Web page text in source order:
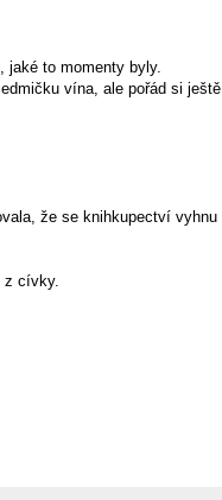
jaké to momenty byly.
vína, ale pořád si ještě
že se knihkupectví vyhnu
z cívky.